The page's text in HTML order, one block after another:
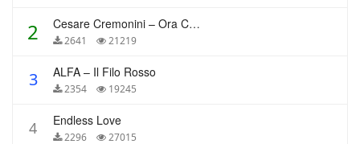
2 Cesare Cremonini – Ora Che Non Ho Più Te
2641 21219
3 ALFA – Il Filo Rosso
2354 19245
4 Endless Love
2296 27015